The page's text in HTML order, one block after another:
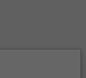
De skaber et
aktivt hjem – med